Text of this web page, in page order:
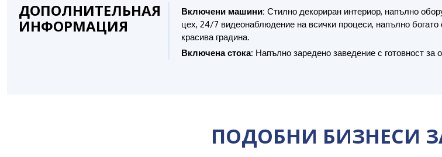
ДОПОЛНИТЕЛЬНАЯ
ИНФОРМАЦИЯ
Включени машини: Стилно декориран интериор, напълно
цех, 24/7 видеонаблюдение на всички процеси, напълно богато
красива градина.
Включена стока: Напълно заредено заведение с готовност за
ПОДОБНИ БИЗНЕСИ